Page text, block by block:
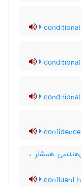
همشار ،
confluent